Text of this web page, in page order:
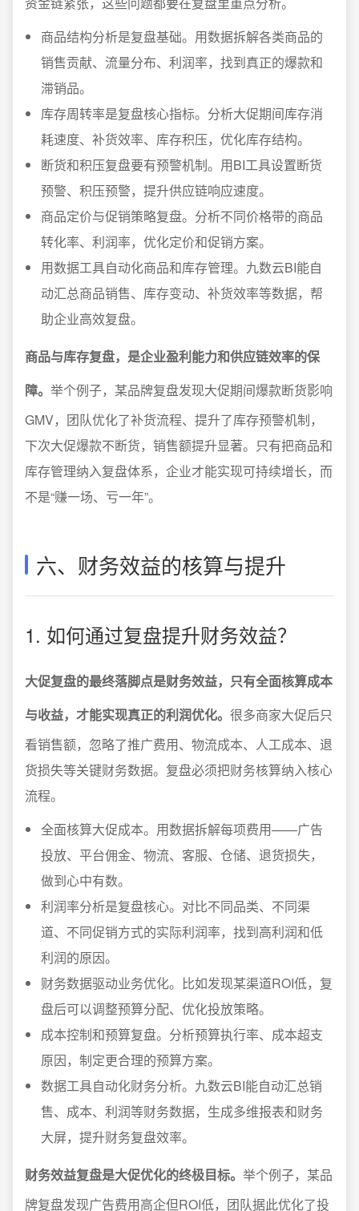
商品结构分析是复盘基础。用数据拆解各类商品的
销售贡献、流量分布、利润率，找到真正的爆款和
滞销品。
库存周转率是复盘核心指标。分析大促期间库存消
耗速度、补货效率、库存积压，优化库存结构。
断货和积压复盘要有预警机制。用BI工具设置断货
预警、积压预警，提升供应链响应速度。
商品定价与促销策略复盘。分析不同价格带的商品
转化率、利润率，优化定价和促销方案。
用数据工具自动化商品和库存管理。九数云BI能自
动汇总商品销售、库存变动、补货效率等数据，帮
助企业高效复盘。
商品与库存复盘，是企业盈利能力和供应链效率的保
障。 举个例子，某品牌复盘发现大促期间爆款断货影响
GMV，团队优化了补货流程、提升了库存预警机制，
下次大促爆款不断货，销售额提升显著。只有把商品和
库存管理纳入复盘体系，企业才能实现可持续增长，而
不是“赚一场、亏一年”。
六、财务效益的核算与提升
1. 如何通过复盘提升财务效益？
大促复盘的最终落脚点是财务效益，只有全面核算成本
与收益，才能实现真正的利润优化。 很多商家大促后只
看销售额，忽略了推广费用、物流成本、人工成本、退
货损失等关键财务数据。复盘必须把财务核算纳入核心
流程。
全面核算大促成本。用数据拆解每项费用——广告
投放、平台佣金、物流、客服、仓储、退货损失，
做到心中有数。
利润率分析是复盘核心。对比不同品类、不同渠
道、不同促销方式的实际利润率，找到高利润和低
利润的原因。
财务数据驱动业务优化。比如发现某渠道ROI低，复
盘后可以调整预算分配、优化投放策略。
成本控制和预算复盘。分析预算执行率、成本超支
原因，制定更合理的预算方案。
数据工具自动化财务分析。九数云BI能自动汇总销
售、成本、利润等财务数据，生成多维报表和财务
大屏，提升财务复盘效率。
财务效益复盘是大促优化的终极目标。 举个例子，某品
牌复盘发现广告费用高企但ROI低，团队据此优化了投